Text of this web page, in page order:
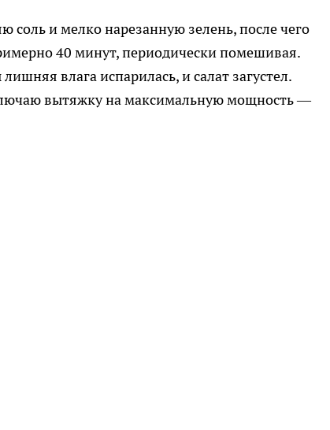
и мелко нарезанную зелень, после чего
40 минут, периодически помешивая.
влага испарилась, и салат загустел.
вытяжку на максимальную мощность —